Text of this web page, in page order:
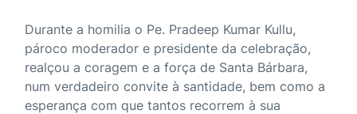
Durante a homilia o Pe. Pradeep Kumar Kullu,
pároco moderador e presidente da celebração,
realçou a coragem e a força de Santa Bárbara,
num verdadeiro convite à santidade, bem como a
esperança com que tantos recorrem à sua